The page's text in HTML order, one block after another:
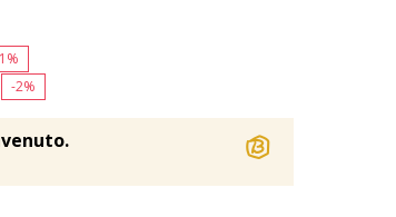
-2%
from